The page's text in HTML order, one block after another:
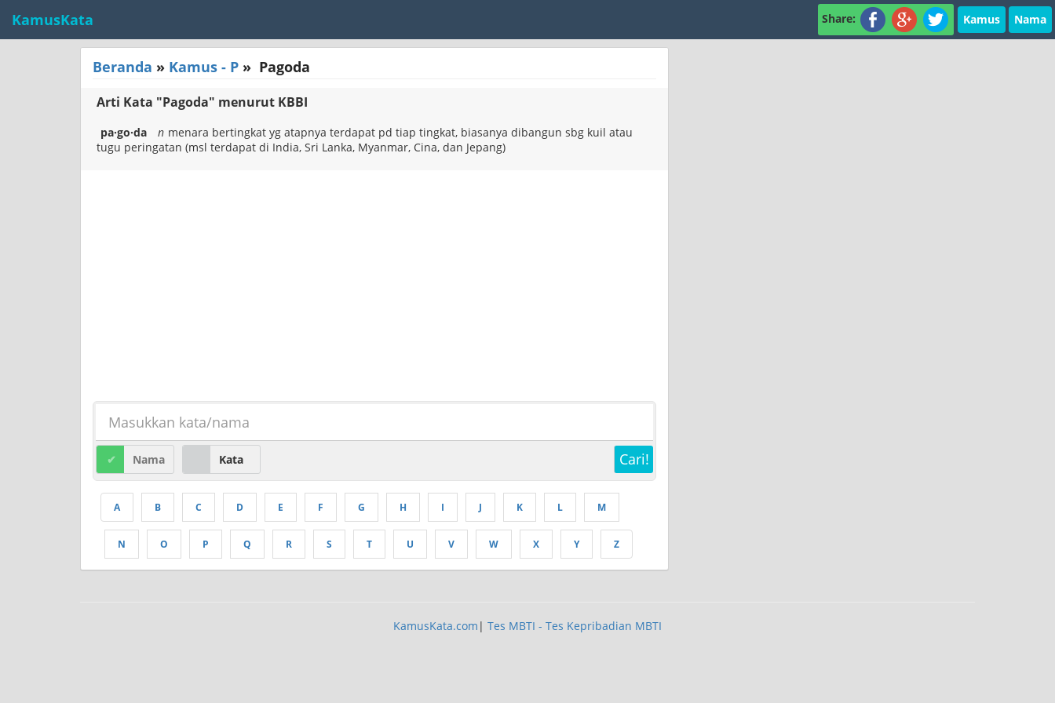
KamusKata Share: Kamus Nama
Beranda » Kamus - P » Pagoda
Arti Kata "Pagoda" menurut KBBI
pa·go·da n menara bertingkat yg atapnya terdapat pd tiap tingkat, biasanya dibangun sbg kuil atau
tugu peringatan (msl terdapat di India, Sri Lanka, Myanmar, Cina, dan Jepang)
Nama Kata Cari!
A B C D E F G H I J K L M
N O P Q R S T U V W X Y Z
KamusKata.com | Tes MBTI - Tes Kepribadian MBTI